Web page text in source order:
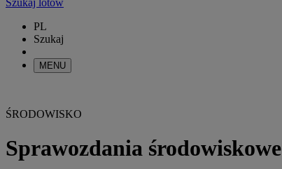
Szukaj lotów
PL
Szukaj
MENU
ŚRODOWISKO
Sprawozdania środowiskowe